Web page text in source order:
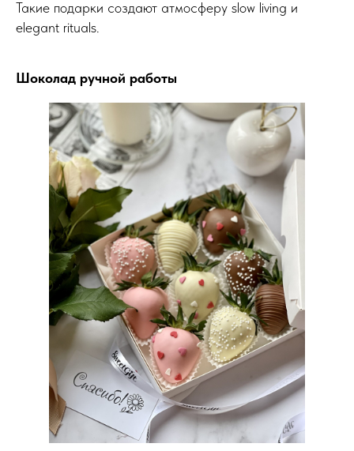
Такие подарки создают атмосферу slow living и
elegant rituals.
Шоколад ручной работы